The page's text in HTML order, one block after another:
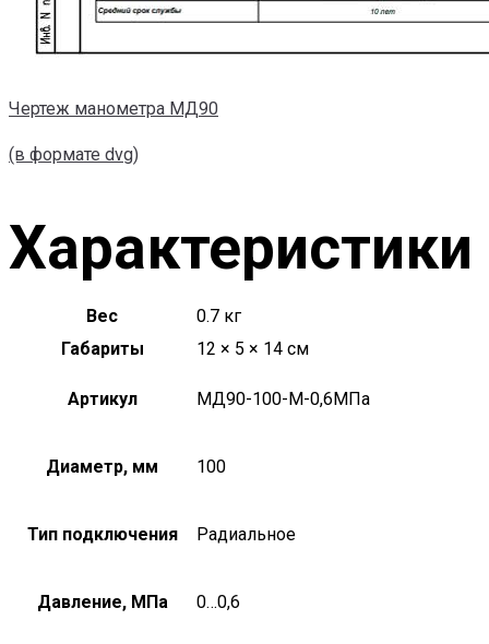
Чертеж манометра МД90
(в формате dvg)
Характеристики
Вес
0.7 кг
Габариты
12 × 5 × 14 см
Артикул МД90-100-М-0,6МПа
Диаметр, мм 100
Тип подключения Радиальное
Давление, МПа 0…0,6